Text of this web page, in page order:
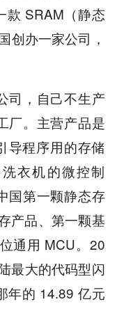
款 SRAM（静态
创办一家公司，
司，自己不生产
厂。主营产品是
导程序用的存储
衣机的微控制
国第一颗静态存
产品、第一颗基
通用 MCU。20
最大的代码型闪
年的 14.89 亿元